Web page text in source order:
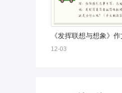
12-03